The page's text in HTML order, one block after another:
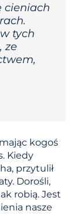
cieniach
tych
ze
kogoś
Kiedy
przytulił
Dorośli,
robią. Jest
nasze